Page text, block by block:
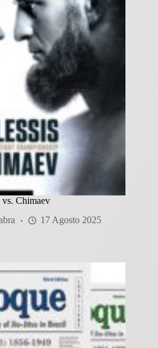
Chimaev
17 Agosto 2025